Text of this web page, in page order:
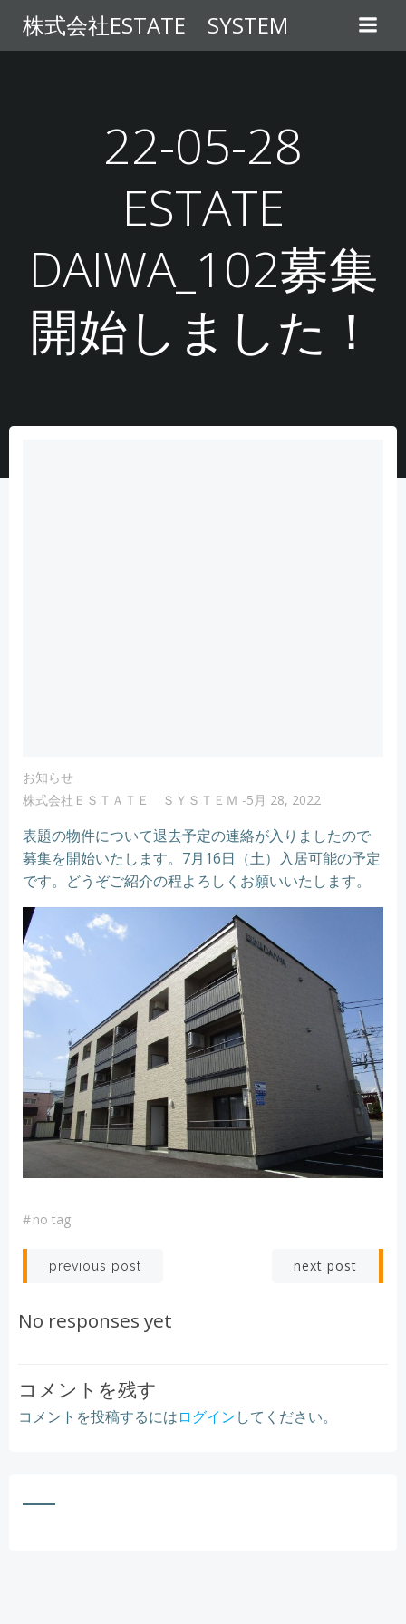
ン
テ
ス
キ
プ
株式会社ESTATE SYSTEM
22-05-28
ESTATE
DAIWA_102募集
開始しました！
お知らせ
株式会社ＥＳＴＡＴＥ ＳＹＳＴＥＭ -5月 28, 2022
表題の物件について退去予定の連絡が入りましたので
募集を開始いたします。7月16日（土）入居可能の予定
です。どうぞご紹介の程よろしくお願いいたします。
#no tag
Post
navigation
previous post next post
No responses yet
コメントを残す
コメントを投稿するにはログインしてください。